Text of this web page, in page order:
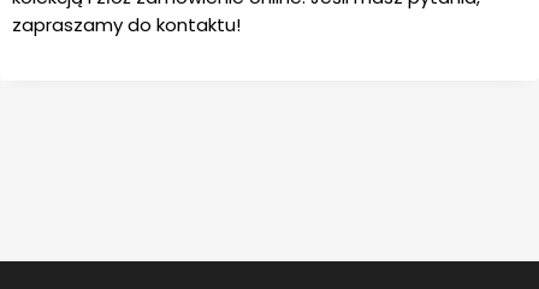
zapraszamy do kontaktu!